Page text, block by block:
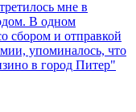
мне в
В одном
сбором и отправкой
упоминалось, что
в город Питер"